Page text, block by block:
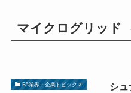
マイクログリッド
FA業界・企業トピックス
シ